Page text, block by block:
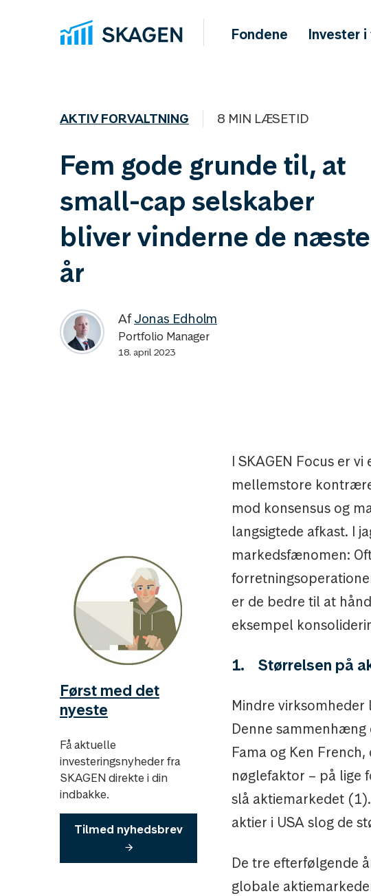
Fondene Invester
AKTIV FORVALTNING 8 MIN LÆSETID
Fem gode grunde til, at
small-cap selskaber
bliver vinderne de næste
år
Af Jonas Edholm
Portfolio Manager
18. april 2023
I SKAGEN Focus er
mellemstore
mod konsensus og
langsigtede afkast. I
markedsfænomen:
er de bedre til at
eksempel
1. Størrelsen på
Mindre
Denne sammenhæng
Fama og Ken
nøglefaktor – på lige
slå aktiemarkedet
aktier i USA slog de
De tre efterfølgende
globale
Først med det
nyeste
Få aktuelle
investeringsnyheder fra
SKAGEN direkte i din
indbakke.
Tilmed nyhedsbrev